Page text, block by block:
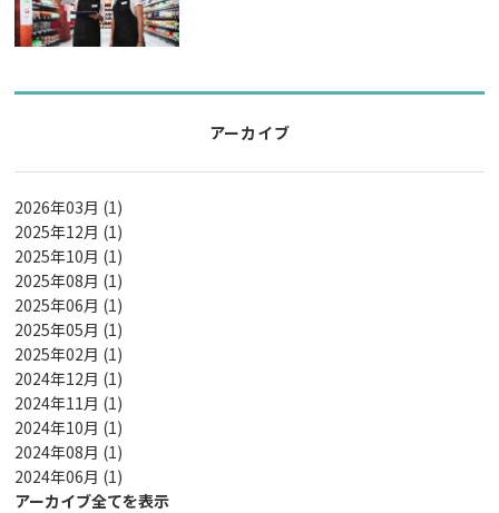
アーカイブ
2026年03月 (1)
2025年12月 (1)
2025年10月 (1)
2025年08月 (1)
2025年06月 (1)
2025年05月 (1)
2025年02月 (1)
2024年12月 (1)
2024年11月 (1)
2024年10月 (1)
2024年08月 (1)
2024年06月 (1)
アーカイブ全てを表示